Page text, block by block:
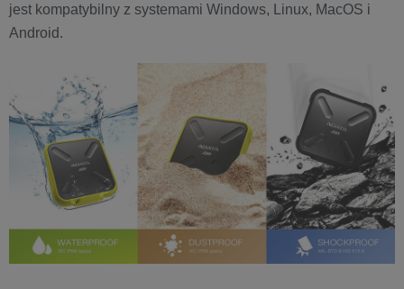
jest kompatybilny z systemami Windows, Linux, MacOS i
Android.